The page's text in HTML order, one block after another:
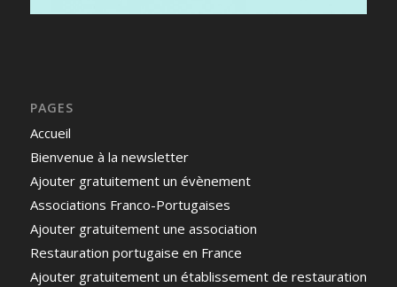
PAGES
Accueil
Bienvenue à la newsletter
Ajouter gratuitement un évènement
Associations Franco-Portugaises
Ajouter gratuitement une association
Restauration portugaise en France
Ajouter gratuitement un établissement de restauration